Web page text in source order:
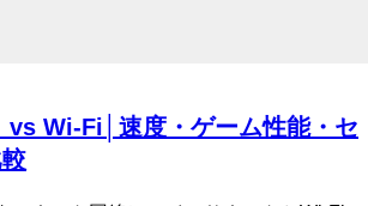
vs Wi-Fi│速度・ゲーム性能・セ